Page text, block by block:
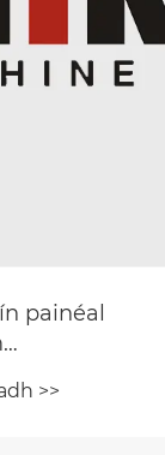
painéal
>>